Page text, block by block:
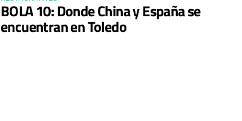
BOLA 10: Donde China y España se
encuentran en Toledo